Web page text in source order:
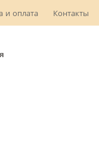
и оплата Контакты